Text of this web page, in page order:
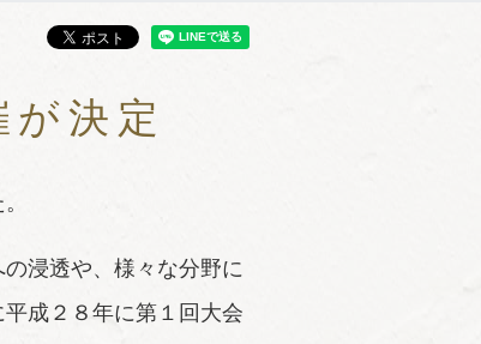
決定
浸透や、様々な分野に
成２８年に第１回大会